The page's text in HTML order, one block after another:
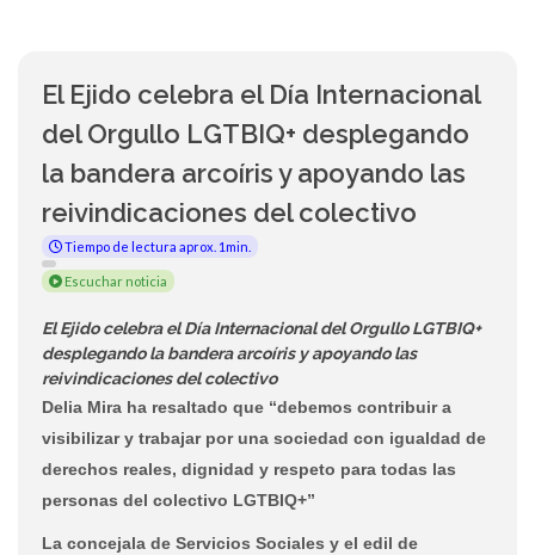
El Ejido celebra el Día Internacional
del Orgullo LGTBIQ+ desplegando
la bandera arcoíris y apoyando las
reivindicaciones del colectivo
Tiempo de lectura aprox. 1min.
Escuchar noticia
El Ejido celebra el Día Internacional del Orgullo LGTBIQ+
desplegando la bandera arcoíris y apoyando las
reivindicaciones del colectivo
Delia Mira ha resaltado que “debemos contribuir a
visibilizar y trabajar por una sociedad con igualdad de
derechos reales, dignidad y respeto para todas las
personas del colectivo LGTBIQ+”
La concejala de Servicios Sociales y el edil de